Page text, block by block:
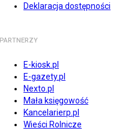
Deklaracja dostępności
PARTNERZY
E-kiosk.pl
E-gazety.pl
Nexto.pl
Mała księgowość
Kancelarierp.pl
Wieści Rolnicze